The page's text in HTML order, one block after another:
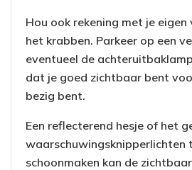
Hou ook rekening met je
het krabben. Parkeer op een
eventueel de
dat je goed zichtbaar bent
bezig bent.
Een reflecterend hesje of het
waarschuwingsknipperlichten
schoonmaken kan de